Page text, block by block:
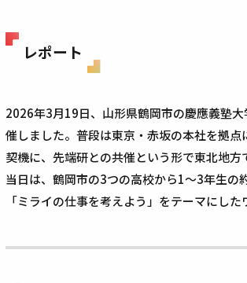
レポート
2026年3月19日、山形県鶴岡市の慶應義塾
催しました。普段は東京・赤坂の本社を拠点
契機に、先端研との共催という形で東北地方
当日は、鶴岡市の3つの高校から1〜3年生
「ミライの仕事を考えよう」をテーマにし